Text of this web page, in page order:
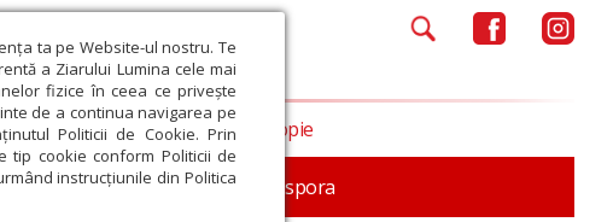
ta pe Website-ul nostru. Te
a Ziarului Lumina cele mai
fizice în ceea ce privește
de a continua navigarea pe
Politicii de Cookie. Prin
tip cookie conform Politicii de
instrucțiunile din Politica
In memoriam Diaspora
Opinii Filantropie